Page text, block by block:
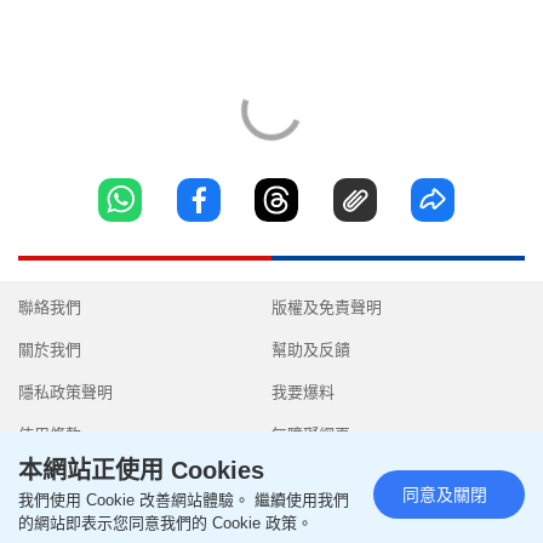
聯絡我們
關於我們
隱私政策聲明
使用條款
版權及免責聲明
幫助及反饋
我要爆料
無障礙網頁
Copyright © 2026 SingTao Ltd.All rights reserved.
本網站正使用 Cookies
我們使用 Cookie 改善網站體驗。 繼續使用我們
的網站即表示您同意我們的 Cookie 政策。
同意及關閉